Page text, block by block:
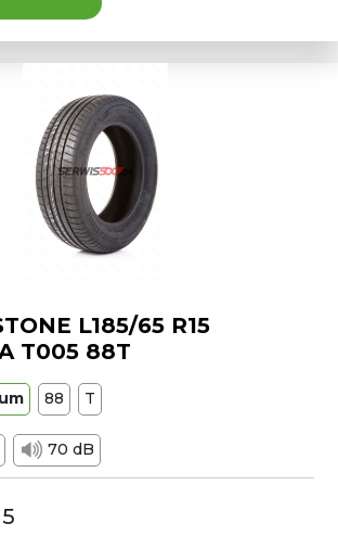
L185/65 R15
T005 88T
88 T
70 dB